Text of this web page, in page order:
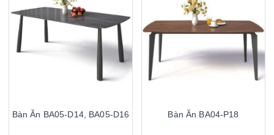
Bàn Ăn BA05-D14, BA05-D16 Bàn Ăn BA04-P18